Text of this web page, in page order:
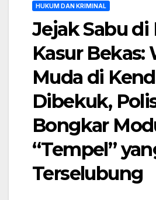
HUKUM DAN KRIMINAL
Jejak Sabu di
Kasur Bekas:
Muda di
Dibekuk,
Bongkar
“Tempel”
Terselubung